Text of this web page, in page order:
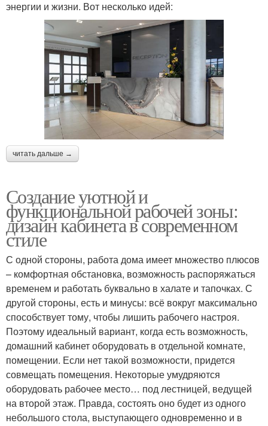
энергии и жизни. Вот несколько идей:
читать дальше →
Создание уютной и
функциональной рабочей зоны:
дизайн кабинета в современном
стиле
С одной стороны, работа дома имеет множество плюсов
– комфортная обстановка, возможность распоряжаться
временем и работать буквально в халате и тапочках. С
другой стороны, есть и минусы: всё вокруг максимально
способствует тому, чтобы лишить рабочего настроя.
Поэтому идеальный вариант, когда есть возможность,
домашний кабинет оборудовать в отдельной комнате,
помещении. Если нет такой возможности, придется
совмещать помещения. Некоторые умудряются
оборудовать рабочее место… под лестницей, ведущей
на второй этаж. Правда, состоять оно будет из одного
небольшого стола, выступающего одновременно и в